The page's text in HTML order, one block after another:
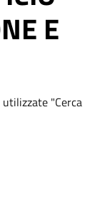
E
"Cerca